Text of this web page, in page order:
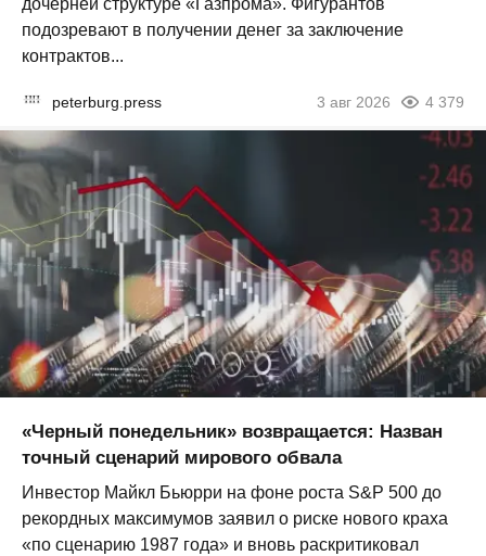
подозревают в получении денег за заключение
контрактов...
peterburg.press 3 авг 2026 4 379
«Черный понедельник» возвращается: Назван
точный сценарий мирового обвала
Инвестор Майкл Бьюрри на фоне роста S&P 500 до
рекордных максимумов заявил о риске нового краха
«по сценарию 1987 года» и вновь раскритиковал